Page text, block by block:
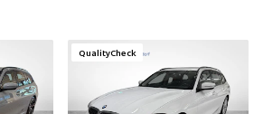
QualityCheck